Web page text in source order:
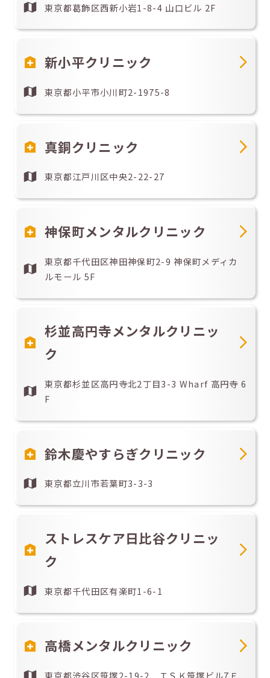
東京都葛飾区西新小岩1-8-4 山口ビル 2F
新小平クリニック
東京都小平市小川町2-1975-8
真銅クリニック
東京都江戸川区中央2-22-27
神保町メンタルクリニック
東京都千代田区神田神保町2-9 神保町メディカ
ルモール 5F
杉並高円寺メンタルクリニッ
ク
東京都杉並区高円寺北2丁目3-3 Wharf 高円寺 6
F
鈴木慶やすらぎクリニック
東京都立川市若葉町3-3-3
ストレスケア日比谷クリニッ
ク
東京都千代田区有楽町1-6-1
高橋メンタルクリニック
東京都渋谷区笹塚2-19-2 ＴＳＫ笹塚ビル7Ｆ